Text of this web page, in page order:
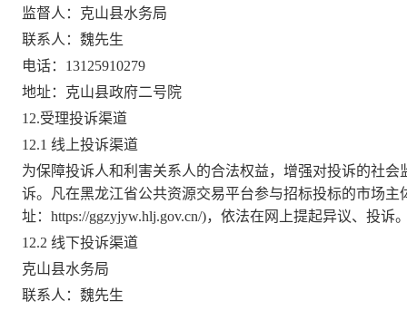
监督人：克山县水务局
联系人：魏先生
电话： 13125910279
地址：克山县政府二号院
12.受理投诉渠道
12.1 线上投诉渠道
为保障投诉人和利害关系人的合法权益，增强对投诉的社
诉。凡在黑龙江省公共资源交易平台参与招标投标的市场主
址： https://ggzyjyw.hlj.gov.cn/)，依法在网
上提起异议、投诉
12.2 线下投诉渠道
克山县水务局
联系人：魏先生